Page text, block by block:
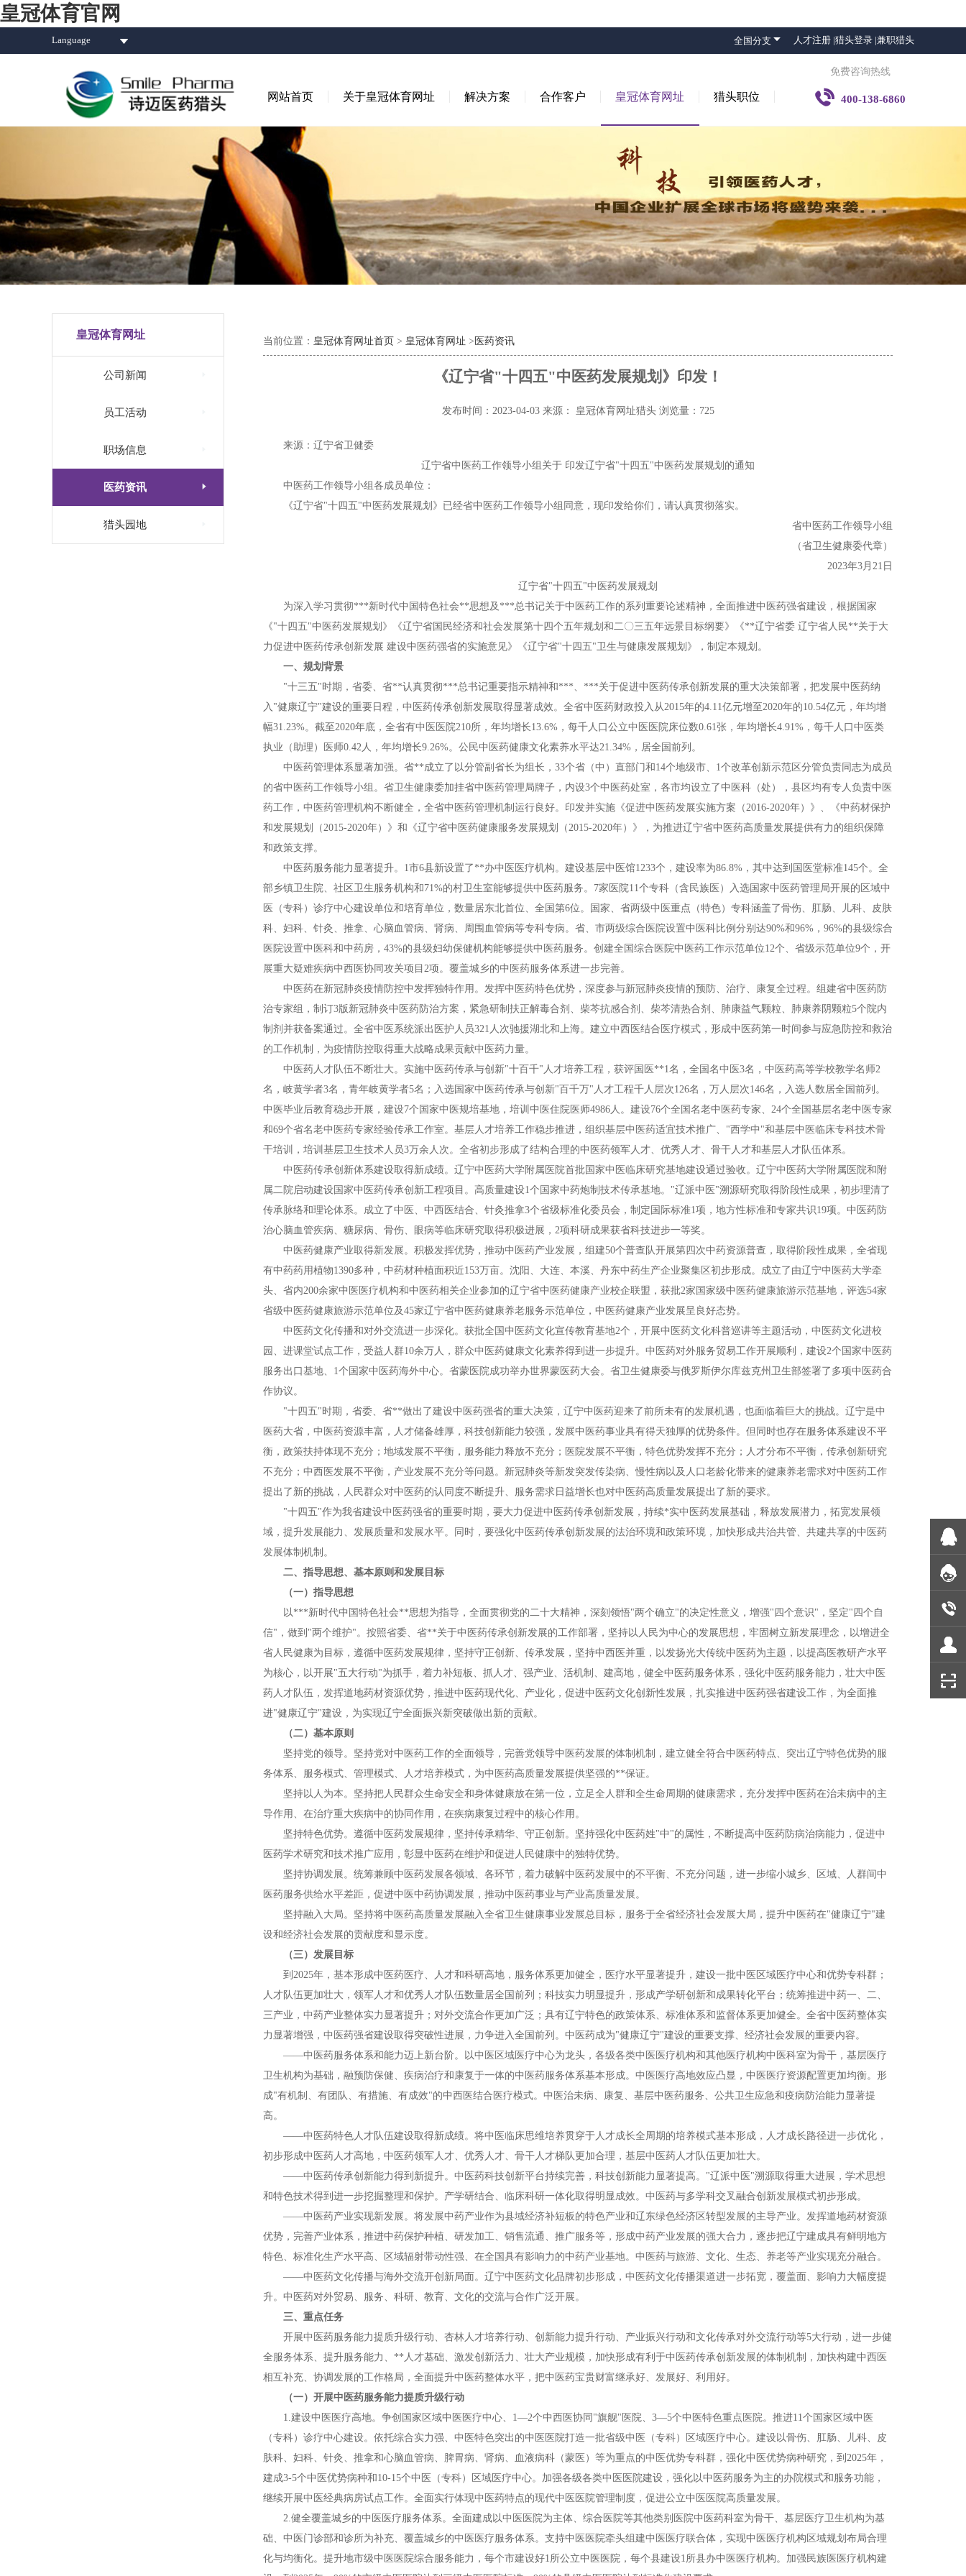
皇冠体育官网
Language 全国分支  人才注册 |猎头登录 |兼职猎头
网站首页 关于皇冠体育网址 解决方案 合作客户 皇冠体育网址 猎头职位
免费咨询热线
 400-138-6860
皇冠体育网址
公司新闻
员工活动
职场信息
医药资讯 
猎头园地
当前位置： 皇冠体育网址首页 > 皇冠体育网址 > 医药资讯
《辽宁省"十四五"中医药发展规划》印发！
发布时间：2023-04-03 来源： 皇冠体育网址猎头 浏览量：725
来源：辽宁省卫健委
辽宁省中医药工作领导小组关于 印发辽宁省"十四五"中医药发展规划的通知
中医药工作领导小组各成员单位：
《辽宁省"十四五"中医药发展规划》已经省中医药工作领导小组同意，现印发给你们，请认真贯彻落实。
省中医药工作领导小组
（省卫生健康委代章）
2023年3月21日
辽宁省"十四五"中医药发展规划
为深入学习贯彻***新时代中国特色社会**思想及***总书记关于中医药工作的系列重要论述精神，全面推进中医药强省建设，根据国家
《"十四五"中医药发展规划》《辽宁省国民经济和社会发展第十四个五年规划和二〇三五年远景目标纲要》《**辽宁省委 辽宁省人民**关于大
力促进中医药传承创新发展 建设中医药强省的实施意见》《辽宁省"十四五"卫生与健康发展规划》，制定本规划。
一、规划背景
"十三五"时期，省委、省**认真贯彻***总书记重要指示精神和***、***关于促进中医药传承创新发展的重大决策部署，把发展中医药纳
入"健康辽宁"建设的重要日程，中医药传承创新发展取得显著成效。全省中医药财政投入从2015年的4.11亿元增至2020年的10.54亿元，年均增
幅31.23%。截至2020年底，全省有中医医院210所，年均增长13.6%，每千人口公立中医医院床位数0.61张，年均增长4.91%，每千人口中医类
执业（助理）医师0.42人，年均增长9.26%。公民中医药健康文化素养水平达21.34%，居全国前列。
中医药管理体系显著加强。省**成立了以分管副省长为组长，33个省（中）直部门和14个地级市、1个改革创新示范区分管负责同志为成员
的省中医药工作领导小组。省卫生健康委加挂省中医药管理局牌子，内设3个中医药处室，各市均设立了中医科（处），县区均有专人负责中医
药工作，中医药管理机构不断健全，全省中医药管理机制运行良好。印发并实施《促进中医药发展实施方案（2016-2020年）》、《中药材保护
和发展规划（2015-2020年）》和《辽宁省中医药健康服务发展规划（2015-2020年）》，为推进辽宁省中医药高质量发展提供有力的组织保障
和政策支撑。
中医药服务能力显著提升。1市6县新设置了**办中医医疗机构。建设基层中医馆1233个，建设率为86.8%，其中达到国医堂标准145个。全
部乡镇卫生院、社区卫生服务机构和71%的村卫生室能够提供中医药服务。7家医院11个专科（含民族医）入选国家中医药管理局开展的区域中
医（专科）诊疗中心建设单位和培育单位，数量居东北首位、全国第6位。国家、省两级中医重点（特色）专科涵盖了骨伤、肛肠、儿科、皮肤
科、妇科、针灸、推拿、心脑血管病、肾病、周围血管病等专科专病。省、市两级综合医院设置中医科比例分别达90%和96%，96%的县级综合
医院设置中医科和中药房，43%的县级妇幼保健机构能够提供中医药服务。创建全国综合医院中医药工作示范单位12个、省级示范单位9个，开
展重大疑难疾病中西医协同攻关项目2项。覆盖城乡的中医药服务体系进一步完善。
中医药在新冠肺炎疫情防控中发挥独特作用。发挥中医药特色优势，深度参与新冠肺炎疫情的预防、治疗、康复全过程。组建省中医药防
治专家组，制订3版新冠肺炎中医药防治方案，紧急研制扶正解毒合剂、柴芩抗感合剂、柴芩清热合剂、肺康益气颗粒、肺康养阴颗粒5个院内
制剂并获备案通过。全省中医系统派出医护人员321人次驰援湖北和上海。建立中西医结合医疗模式，形成中医药第一时间参与应急防控和救治
的工作机制，为疫情防控取得重大战略成果贡献中医药力量。
中医药人才队伍不断壮大。实施中医药传承与创新"十百千"人才培养工程，获评国医**1名，全国名中医3名，中医药高等学校教学名师2
名，岐黄学者3名，青年岐黄学者5名；入选国家中医药传承与创新"百千万"人才工程千人层次126名，万人层次146名，入选人数居全国前列。
中医毕业后教育稳步开展，建设7个国家中医规培基地，培训中医住院医师4986人。建设76个全国名老中医药专家、24个全国基层名老中医专家
和69个省名老中医药专家经验传承工作室。基层人才培养工作稳步推进，组织基层中医药适宜技术推广、"西学中"和基层中医临床专科技术骨
干培训，培训基层卫生技术人员3万余人次。全省初步形成了结构合理的中医药领军人才、优秀人才、骨干人才和基层人才队伍体系。
中医药传承创新体系建设取得新成绩。辽宁中医药大学附属医院首批国家中医临床研究基地建设通过验收。辽宁中医药大学附属医院和附
属二院启动建设国家中医药传承创新工程项目。高质量建设1个国家中药炮制技术传承基地。"辽派中医"溯源研究取得阶段性成果，初步理清了
传承脉络和理论体系。成立了中医、中西医结合、针灸推拿3个省级标准化委员会，制定国际标准1项，地方性标准和专家共识19项。中医药防
治心脑血管疾病、糖尿病、骨伤、眼病等临床研究取得积极进展，2项科研成果获省科技进步一等奖。
中医药健康产业取得新发展。积极发挥优势，推动中医药产业发展，组建50个普查队开展第四次中药资源普查，取得阶段性成果，全省现
有中药药用植物1390多种，中药材种植面积近153万亩。沈阳、大连、本溪、丹东中药生产企业聚集区初步形成。成立了由辽宁中医药大学牵
头、省内200余家中医医疗机构和中医药相关企业参加的辽宁省中医药健康产业校企联盟，获批2家国家级中医药健康旅游示范基地，评选54家
省级中医药健康旅游示范单位及45家辽宁省中医药健康养老服务示范单位，中医药健康产业发展呈良好态势。
中医药文化传播和对外交流进一步深化。获批全国中医药文化宣传教育基地2个，开展中医药文化科普巡讲等主题活动，中医药文化进校
园、进课堂试点工作，受益人群10余万人，群众中医药健康文化素养得到进一步提升。中医药对外服务贸易工作开展顺利，建设2个国家中医药
服务出口基地、1个国家中医药海外中心。省蒙医院成功举办世界蒙医药大会。省卫生健康委与俄罗斯伊尔库兹克州卫生部签署了多项中医药合
作协议。
"十四五"时期，省委、省**做出了建设中医药强省的重大决策，辽宁中医药迎来了前所未有的发展机遇，也面临着巨大的挑战。辽宁是中
医药大省，中医药资源丰富，人才储备雄厚，科技创新能力较强，发展中医药事业具有得天独厚的优势条件。但同时也存在服务体系建设不平
衡，政策扶持体现不充分；地域发展不平衡，服务能力释放不充分；医院发展不平衡，特色优势发挥不充分；人才分布不平衡，传承创新研究
不充分；中西医发展不平衡，产业发展不充分等问题。新冠肺炎等新发突发传染病、慢性病以及人口老龄化带来的健康养老需求对中医药工作
提出了新的挑战，人民群众对中医药的认同度不断提升、服务需求日益增长也对中医药高质量发展提出了新的要求。
"十四五"作为我省建设中医药强省的重要时期，要大力促进中医药传承创新发展，持续*实中医药发展基础，释放发展潜力，拓宽发展领
域，提升发展能力、发展质量和发展水平。同时，要强化中医药传承创新发展的法治环境和政策环境，加快形成共治共管、共建共享的中医药
发展体制机制。
二、指导思想、基本原则和发展目标
（一）指导思想
以***新时代中国特色社会**思想为指导，全面贯彻党的二十大精神，深刻领悟"两个确立"的决定性意义，增强"四个意识"，坚定"四个自
信"，做到"两个维护"。按照省委、省**关于中医药传承创新发展的工作部署，坚持以人民为中心的发展思想，牢固树立新发展理念，以增进全
省人民健康为目标，遵循中医药发展规律，坚持守正创新、传承发展，坚持中西医并重，以发扬光大传统中医药为主题，以提高医教研产水平
为核心，以开展"五大行动"为抓手，着力补短板、抓人才、强产业、活机制、建高地，健全中医药服务体系，强化中医药服务能力，壮大中医
药人才队伍，发挥道地药材资源优势，推进中医药现代化、产业化，促进中医药文化创新性发展，扎实推进中医药强省建设工作，为全面推
进"健康辽宁"建设，为实现辽宁全面振兴新突破做出新的贡献。
（二）基本原则
坚持党的领导。坚持党对中医药工作的全面领导，完善党领导中医药发展的体制机制，建立健全符合中医药特点、突出辽宁特色优势的服
务体系、服务模式、管理模式、人才培养模式，为中医药高质量发展提供坚强的**保证。
坚持以人为本。坚持把人民群众生命安全和身体健康放在第一位，立足全人群和全生命周期的健康需求，充分发挥中医药在治未病中的主
导作用、在治疗重大疾病中的协同作用，在疾病康复过程中的核心作用。
坚持特色优势。遵循中医药发展规律，坚持传承精华、守正创新。坚持强化中医药姓"中"的属性，不断提高中医药防病治病能力，促进中
医药学术研究和技术推广应用，彰显中医药在维护和促进人民健康中的独特优势。
坚持协调发展。统筹兼顾中医药发展各领域、各环节，着力破解中医药发展中的不平衡、不充分问题，进一步缩小城乡、区域、人群间中
医药服务供给水平差距，促进中医中药协调发展，推动中医药事业与产业高质量发展。
坚持融入大局。坚持将中医药高质量发展融入全省卫生健康事业发展总目标，服务于全省经济社会发展大局，提升中医药在"健康辽宁"建
设和经济社会发展的贡献度和显示度。
（三）发展目标
到2025年，基本形成中医药医疗、人才和科研高地，服务体系更加健全，医疗水平显著提升，建设一批中医区域医疗中心和优势专科群；
人才队伍更加壮大，领军人才和优秀人才队伍数量居全国前列；科技实力明显提升，形成产学研创新和成果转化平台；统筹推进中药一、二、
三产业，中药产业整体实力显著提升；对外交流合作更加广泛；具有辽宁特色的政策体系、标准体系和监督体系更加健全。全省中医药整体实
力显著增强，中医药强省建设取得突破性进展，力争进入全国前列。中医药成为"健康辽宁"建设的重要支撑、经济社会发展的重要内容。
——中医药服务体系和能力迈上新台阶。以中医区域医疗中心为龙头，各级各类中医医疗机构和其他医疗机构中医科室为骨干，基层医疗
卫生机构为基础，融预防保健、疾病治疗和康复于一体的中医药服务体系基本形成。中医医疗高地效应凸显，中医医疗资源配置更加均衡。形
成"有机制、有团队、有措施、有成效"的中西医结合医疗模式。中医治未病、康复、基层中医药服务、公共卫生应急和疫病防治能力显著提
高。
——中医药特色人才队伍建设取得新成绩。将中医临床思维培养贯穿于人才成长全周期的培养模式基本形成，人才成长路径进一步优化，
初步形成中医药人才高地，中医药领军人才、优秀人才、骨干人才梯队更加合理，基层中医药人才队伍更加壮大。
——中医药传承创新能力得到新提升。中医药科技创新平台持续完善，科技创新能力显著提高。"辽派中医"溯源取得重大进展，学术思想
和特色技术得到进一步挖掘整理和保护。产学研结合、临床科研一体化取得明显成效。中医药与多学科交叉融合创新发展模式初步形成。
——中医药产业实现新发展。将发展中药产业作为县域经济补短板的特色产业和辽东绿色经济区转型发展的主导产业。发挥道地药材资源
优势，完善产业体系，推进中药保护种植、研发加工、销售流通、推广服务等，形成中药产业发展的强大合力，逐步把辽宁建成具有鲜明地方
特色、标准化生产水平高、区域辐射带动性强、在全国具有影响力的中药产业基地。中医药与旅游、文化、生态、养老等产业实现充分融合。
——中医药文化传播与海外交流开创新局面。辽宁中医药文化品牌初步形成，中医药文化传播渠道进一步拓宽，覆盖面、影响力大幅度提
升。中医药对外贸易、服务、科研、教育、文化的交流与合作广泛开展。
三、重点任务
开展中医药服务能力提质升级行动、杏林人才培养行动、创新能力提升行动、产业振兴行动和文化传承对外交流行动等5大行动，进一步健
全服务体系、提升服务能力、**人才基础、激发创新活力、壮大产业规模，加快形成有利于中医药传承创新发展的体制机制，加快构建中西医
相互补充、协调发展的工作格局，全面提升中医药整体水平，把中医药宝贵财富继承好、发展好、利用好。
（一）开展中医药服务能力提质升级行动
1.建设中医医疗高地。争创国家区域中医医疗中心、1—2个中西医协同"旗舰"医院、3—5个中医特色重点医院。推进11个国家区域中医
（专科）诊疗中心建设。依托综合实力强、中医特色突出的中医医院打造一批省级中医（专科）区域医疗中心。建设以骨伤、肛肠、儿科、皮
肤科、妇科、针灸、推拿和心脑血管病、脾胃病、肾病、血液病科（蒙医）等为重点的中医优势专科群，强化中医优势病种研究，到2025年，
建成3-5个中医优势病种和10-15个中医（专科）区域医疗中心。加强各级各类中医医院建设，强化以中医药服务为主的办院模式和服务功能，
继续开展中医经典病房试点工作。全面实行体现中医药特点的现代中医医院管理制度，促进公立中医医院高质量发展。
2.健全覆盖城乡的中医医疗服务体系。全面建成以中医医院为主体、综合医院等其他类别医院中医药科室为骨干、基层医疗卫生机构为基
础、中医门诊部和诊所为补充、覆盖城乡的中医医疗服务体系。支持中医医院牵头组建中医医疗联合体，实现中医医疗机构区域规划布局合理
化与均衡化。提升地市级中医医院综合服务能力，每个市建设好1所公立中医医院，每个县建设1所县办中医医疗机构。加强民族医医疗机构建